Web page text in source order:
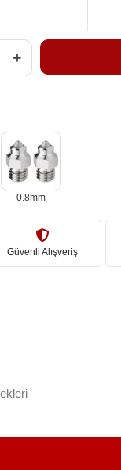
0.8mm
Güvenli Alışveriş